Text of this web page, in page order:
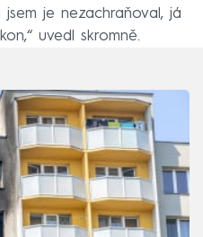
jsem je nezachraňoval, já
uvedl skromně.